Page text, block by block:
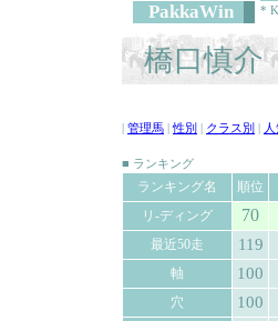
PakkaWin *
橋口慎
管理馬 |性別 クラス別
■ ランキング
ランキング名 順位
リ-ディング
70
最近50走 119
軸 100
穴 100